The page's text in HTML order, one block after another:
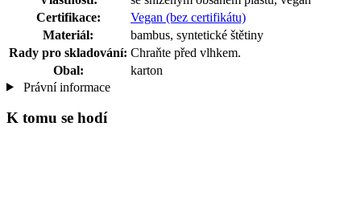
Certifikace:
Vegan (bez certifikátu)
Materiál:
bambus, syntetické štětiny
Rady pro skladování: Chraňte před vlhkem.
Obal:
karton
Právní informace
K tomu se hodí